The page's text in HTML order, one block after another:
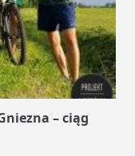
– ciąg